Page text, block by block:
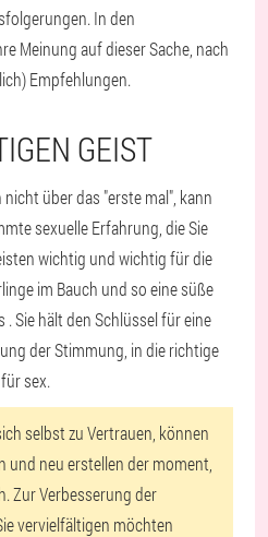
In den
Meinung auf dieser Sache, nach
Empfehlungen.
GEIST
über das "erste mal", kann
sexuelle Erfahrung, die Sie
wichtig und wichtig für die
im Bauch und so eine süße
. Sie hält den Schlüssel für eine
der Stimmung, in die richtige
sex.
selbst zu Vertrauen, können
und neu erstellen der moment,
Zur Verbesserung der
vervielfältigen möchten